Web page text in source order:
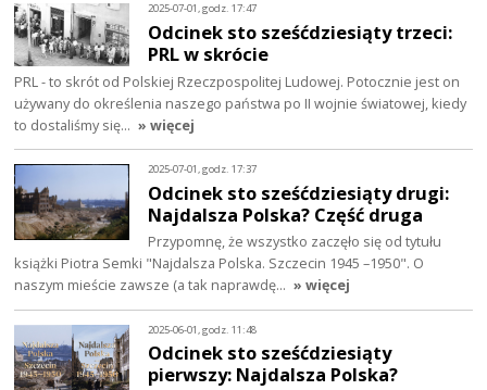
2025-07-01, godz. 17:47
Odcinek sto sześćdziesiąty trzeci:
PRL w skrócie
PRL - to skrót od Polskiej Rzeczpospolitej Ludowej. Potocznie jest on
używany do określenia naszego państwa po II wojnie światowej, kiedy
to dostaliśmy się… » więcej
2025-07-01, godz. 17:37
Odcinek sto sześćdziesiąty drugi:
Najdalsza Polska? Część druga
Przypomnę, że wszystko zaczęło się od tytułu
książki Piotra Semki "Najdalsza Polska. Szczecin 1945 –1950". O
naszym mieście zawsze (a tak naprawdę… » więcej
2025-06-01, godz. 11:48
Odcinek sto sześćdziesiąty
pierwszy: Najdalsza Polska?